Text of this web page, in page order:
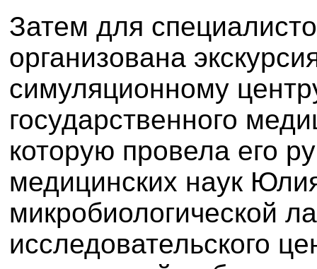
Затем для
организована
симуляционному
государственного
которую провела его
медицинских наук
микробиологической
исследовательского